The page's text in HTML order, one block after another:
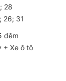
28
26; 31
đêm
+ Xe ô tô